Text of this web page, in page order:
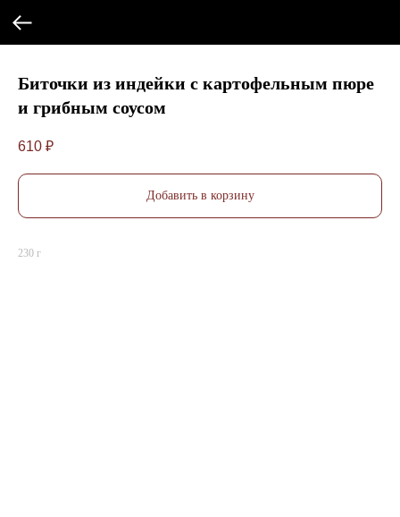
Биточки из индейки с картофельным пюре
и грибным соусом
610 ₽
Добавить в корзину
230 г